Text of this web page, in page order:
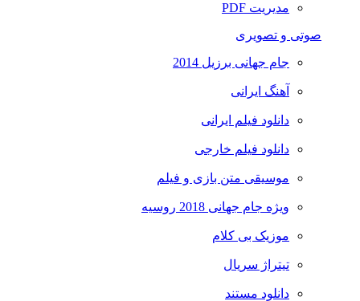
مدیریت PDF
صوتی و تصویری
جام جهانی برزیل 2014
آهنگ ایرانی
دانلود فیلم ایرانی
دانلود فیلم خارجی
موسیقی متن بازی و فیلم
ویژه جام جهانی 2018 روسیه
موزیک بی کلام
تیتراژ سریال
دانلود مستند